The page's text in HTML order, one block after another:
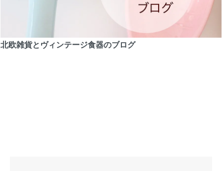
北欧雑貨とヴィンテージ食器のブログ